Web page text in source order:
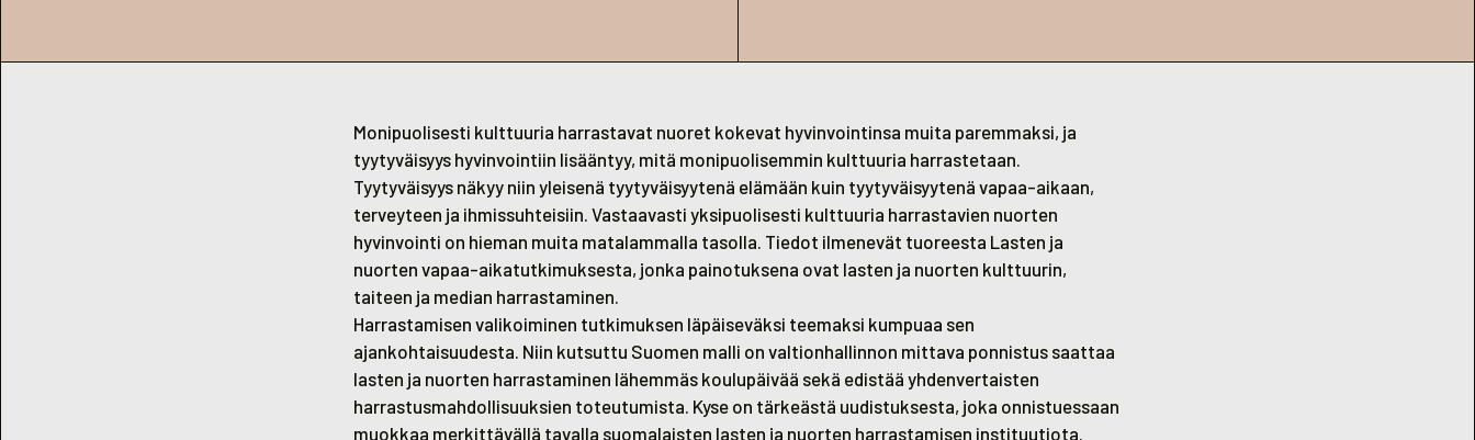
Monipuolisesti kulttuuria harrastavat nuoret kokevat hyvinvointinsa muita paremmaksi, ja
tyytyväisyys hyvinvointiin lisääntyy, mitä monipuolisemmin kulttuuria harrastetaan.
Tyytyväisyys näkyy niin yleisenä tyytyväisyytenä elämään kuin tyytyväisyytenä vapaa-aikaan,
terveyteen ja ihmissuhteisiin. Vastaavasti yksipuolisesti kulttuuria harrastavien nuorten
hyvinvointi on hieman muita matalammalla tasolla. Tiedot ilmenevät tuoreesta Lasten ja
nuorten vapaa-aikatutkimuksesta, jonka painotuksena ovat lasten ja nuorten kulttuurin,
taiteen ja median harrastaminen.
Harrastamisen valikoiminen tutkimuksen läpäiseväksi teemaksi kumpuaa sen
ajankohtaisuudesta. Niin kutsuttu Suomen malli on valtionhallinnon mittava ponnistus saattaa
lasten ja nuorten harrastaminen lähemmäs koulupäivää sekä edistää yhdenvertaisten
harrastusmahdollisuuksien toteutumista. Kyse on tärkeästä uudistuksesta, joka onnistuessaan
muokkaa merkittävällä tavalla suomalaisten lasten ja nuorten harrastamisen instituutiota.